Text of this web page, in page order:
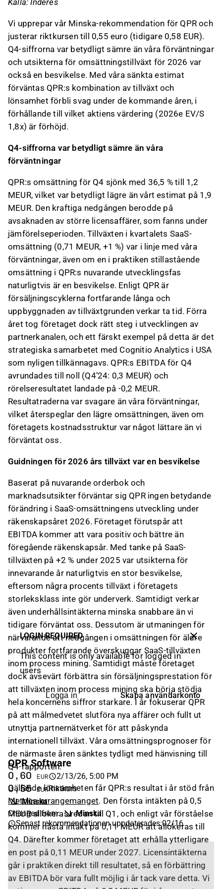
Källa: Inderes
Vi upprepar vår Minska-rekommendation för QPR och
justerar riktkursen till 0,55 euro (tidigare 0,58 EUR).
Q4-siffrorna var betydligt sämre än våra förväntningar
och utsikterna för omsättningstillväxt för 2026 var
också en besvikelse. Med våra sänkta estimat
förväntas QPR:s kombination av tillväxt och
lönsamhet förbli svag under de kommande åren, i
förhållande till vilket aktiens värdering (2026e EV/S
1,8x) är förhöjd.
Q4-siffrorna var betydligt sämre än våra
förväntningar
QPR:s omsättning för Q4 sjönk med 36,5 % till 1,2
MEUR, vilket var betydligt lägre än vårt estimat på 1,9
MEUR. Den kraftiga nedgången berodde på
avsaknaden av större licensaffärer, som fanns under
jämförelseperioden. Tillväxten i kvartalets SaaS-
omsättning (0,71 MEUR, +1 %) var i linje med våra
förväntningar, även om en i praktiken stillastående
omsättning i QPR:s nuvarande utvecklingsfas
naturligtvis är en besvikelse. Enligt QPR är
försäljningscyklerna fortfarande långa och
uppbyggnaden av tillväxtgrunden verkar ta tid. Förra
året tog företaget dock rätt steg i utvecklingen av
partnerkanalen, och ett färskt exempel på detta är det
strategiska samarbetet med Cognitio Analytics i USA
som nyligen tillkännagavs. QPR:s EBITDA för Q4
avrundades till noll (Q4’24: 0,3 MEUR) och
rörelseresultatet landade på -0,2 MEUR.
Resultatraderna var svagare än våra förväntningar,
vilket återspeglar den lägre omsättningen, även om
företagets kostnadsstruktur var något lättare än vi
förväntat oss.
Guidningen för 2026 års tillväxt var en besvikelse
Baserat på nuvarande orderbok och
marknadsutsikter förväntar sig QPR ingen betydande
förändring i SaaS-omsättningens utveckling under
räkenskapsåret 2026. Företaget förutspår att
EBITDA kommer att vara positiv och bättre än
föregående räkenskapsår. Med tanke på SaaS-
tillväxten på +2 % under 2025 var utsikterna för
innevarande år naturligtvis en stor besvikelse,
eftersom några procents tillväxt i företagets
storleksklass inte gör underverk. Samtidigt verkar
även underhållsintäkterna minska snabbare än vi
tidigare förväntat oss. Dessutom är utmaningen för
närvarande att nedgången i omsättningen för äldre
produkter fortfarande överskuggar SaaS-tillväxten
inom process mining. Samtidigt måste företaget
dock avsevärt förbättra sin försäljningsprestation för
att tillväxten inom process mining ska börja stödja
hela koncernens siffror starkare. I år fokuserar QPR
på att målmedvetet slutföra nya affärer och fullt ut
utnyttja partnernätverket för att påskynda
internationell tillväxt. Våra omsättningsprognoser för
de närmaste åren sänktes tydligt med hänvisning till
Q4-rapporten.
Gällande lönsamheten får QPR:s resultat i år stöd från
Metrics-arrangemanget. Den första intäkten på 0,5
MEUR allokeras redan till Q1, och enligt vår förståelse
kommer nästa intäkt på 0,11 MEUR att allokeras till
Q4. Därefter kommer företaget att erhålla ytterligare
en post på 0,11 MEUR under 2027. Licensintäkterna
går i praktiken direkt till resultatet, så en förbättring
av EBITDA bör vara fullt möjlig i år tack vare detta. Vi
LOGIN REQUIRED
This content is only available for logged in
users
Logga in Skapa användarkonto
QPR Software
0,60 EUR 2/13/26, 5:00 PM
0,55 EURRiktkurs
Minska
Changed from:
Minska
Senast rekommendationen uppdaterades:02/16